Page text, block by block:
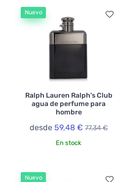
Nuevo
Ralph Lauren Ralph's Club
agua de perfume para
hombre
desde59,48 € 77,34 €
En stock
Nuevo